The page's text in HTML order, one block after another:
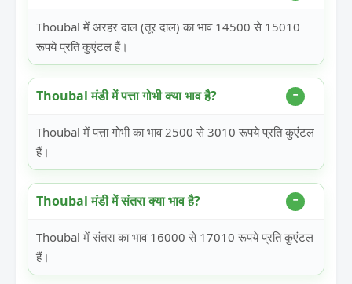
Thoubal में अरहर दाल (तूर दाल) का भाव 14500 से 15010
रूपये प्रति कुएंटल हैं।
Thoubal मंडी में पत्ता गोभी क्या भाव है?
Thoubal में पत्ता गोभी का भाव 2500 से 3010 रूपये प्रति कुएंटल
हैं।
Thoubal मंडी में संतरा क्या भाव है?
Thoubal में संतरा का भाव 16000 से 17010 रूपये प्रति कुएंटल
हैं।